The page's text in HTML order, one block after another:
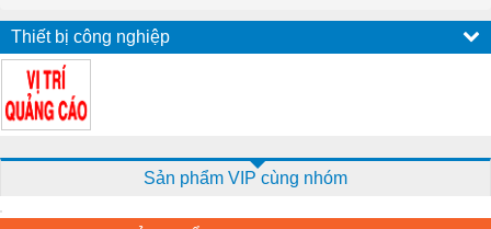
Thiết bị công nghiệp
Sản phẩm VIP cùng nhóm